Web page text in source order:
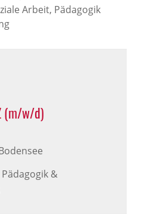
Arbeit, Pädagogik
(m/w/d)
&